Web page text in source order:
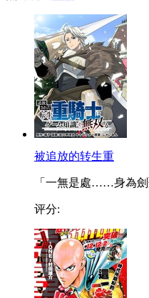
被追放的转生重
「一無是處……身為劍
评分: